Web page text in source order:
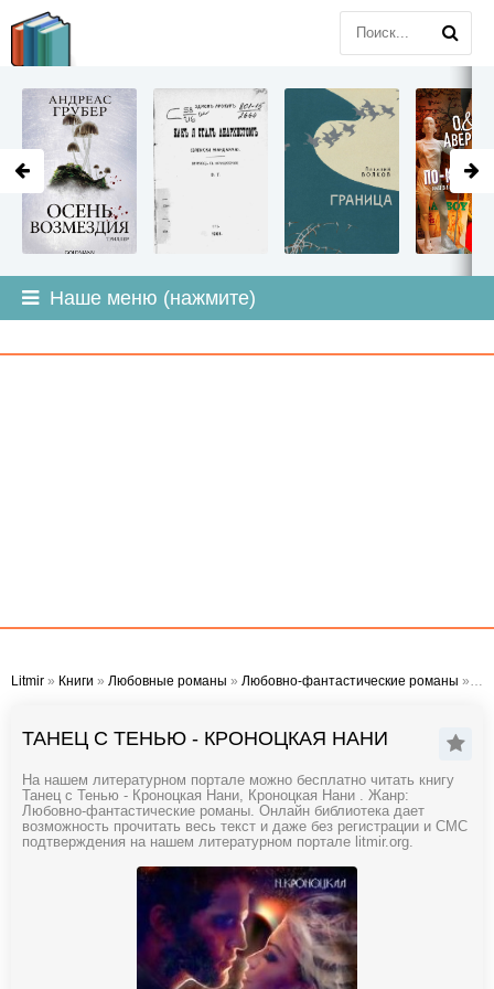
Наше меню (нажмите)
Litmir » Книги » Любовные романы » Любовно-фантастические романы » Танец с Тенью - Кроноцкая Нани
ТАНЕЦ С ТЕНЬЮ - КРОНОЦКАЯ НАНИ
На нашем литературном портале можно бесплатно читать книгу
Танец с Тенью - Кроноцкая Нани, Кроноцкая Нани . Жанр:
Любовно-фантастические романы. Онлайн библиотека дает
возможность прочитать весь текст и даже без регистрации и СМС
подтверждения на нашем литературном портале litmir.org.
LITMIR.ORG